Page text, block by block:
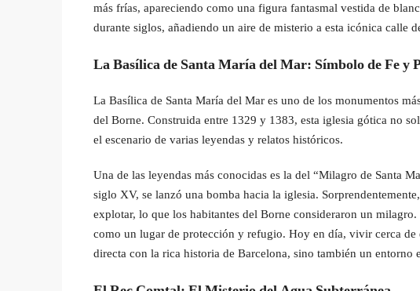
más frías, apareciendo como una figura fantasmal vestida de
durante siglos, añadiendo un aire de misterio a esta icónica calle
La Basílica de Santa María del Mar: Símbolo de Fe y
La Basílica de Santa María del Mar es uno de los monumentos
del Borne. Construida entre 1329 y 1383, esta iglesia gótica no
el escenario de varias leyendas y relatos históricos.
Una de las leyendas más conocidas es la del “Milagro de Santa
siglo XV, se lanzó una bomba hacia la iglesia.
explotar, lo que los habitantes del Borne consideraron un
como un lugar de protección y refugio. Hoy en día, vivir cerca
directa con la rica historia de Barcelona, sino también un